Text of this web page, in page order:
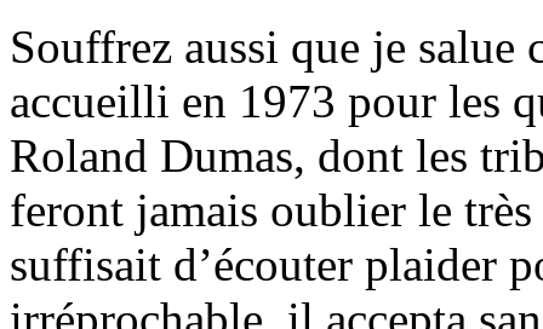
Souffrez aussi que je salue
accueilli en 1973 pour les
Roland Dumas, dont les
feront jamais oublier le
suffisait d’écouter plaider
irréprochable, il accepta